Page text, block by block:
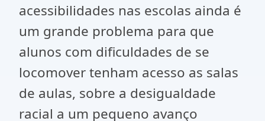
acessibilidades nas escolas ainda é
um grande problema para que
alunos com dificuldades de se
locomover tenham acesso as salas
de aulas, sobre a desigualdade
racial a um pequeno avanço